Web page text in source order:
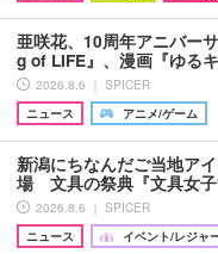
亜咲花、10周年アニバー
g of LIFE』、漫画『ゆる
2026.8.6 ｜ SPICER
ニュース
アニメ/ゲーム
新潟にちなんだご当地ア
場 文具の祭典『文具女
2026.8.6 ｜ SPICER
ニュース
イベント/レジャ